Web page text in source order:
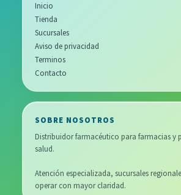
Inicio
Tienda
Sucursales
Aviso de privacidad
Terminos
Contacto
SOBRE NOSOTROS
Distribuidor farmacéutico para farmacias y
salud.
Atención especializada, sucursales
operar con mayor claridad.